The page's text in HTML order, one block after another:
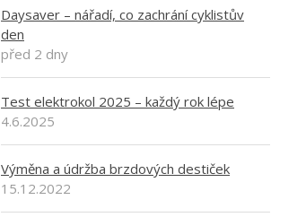
Daysaver – nářadí, co zachrání cyklistův
den
před 2 dny
Test elektrokol 2025 – každý rok lépe
4.6.2025
Výměna a údržba brzdových destiček
15.12.2022